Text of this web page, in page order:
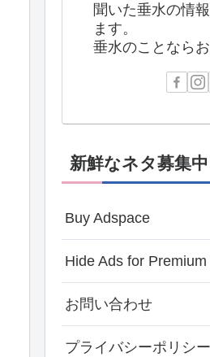
聞いた垂水の情
ます。
垂水のことならお
新鮮なネタ募集中
Buy Adspace
Hide Ads for
お問い合わせ
プライバシーポリシー